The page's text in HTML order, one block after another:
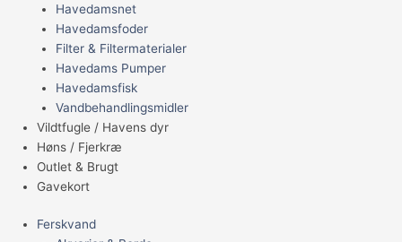
Havedamsnet
Havedamsfoder
Filter & Filtermaterialer
Havedams Pumper
Havedamsfisk
Vandbehandlingsmidler
Vildtfugle / Havens dyr
Høns / Fjerkræ
Outlet & Brugt
Gavekort
Ferskvand